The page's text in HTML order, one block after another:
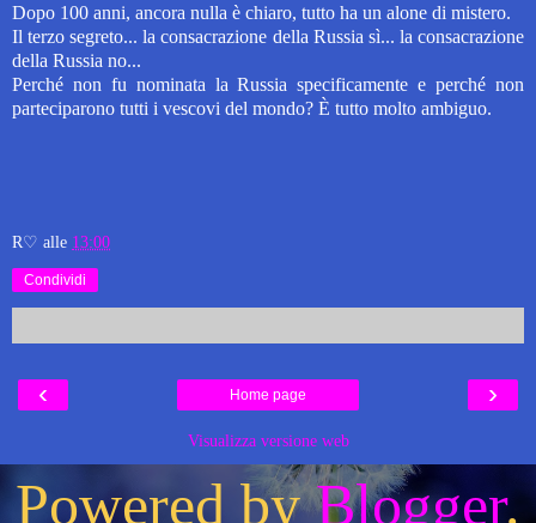
Dopo 100 anni, ancora nulla è chiaro, tutto ha un alone di mistero.
Il terzo segreto... la consacrazione della Russia sì... la consacrazione
della Russia no...
Perché non fu nominata la Russia specificamente e perché non
parteciparono tutti i vescovi del mondo? È tutto molto ambiguo.
R♡ alle 13:00
Condividi
‹ ›
Home page
Visualizza versione web
Powered byBlogger.